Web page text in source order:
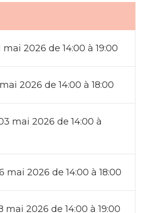
2026 de 14:00 à 19:00
2026 de 14:00 à 18:00
mai 2026 de 14:00 à
mai 2026 de 14:00 à 18:00
mai 2026 de 14:00 à 19:00